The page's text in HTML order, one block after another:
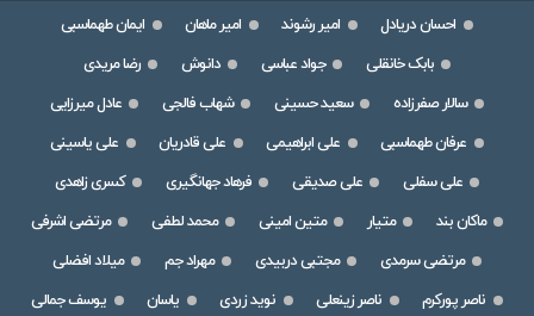
احسان دریادل امیر رشوند امیر ماهان
ایمان طهماسبی
بابک خانقلی
جواد عباسی دانوش
رضا مریدی
سالار صفرزاده
سعید حسینی شهاب فالجی
عادل میرزایی
عرفان طهماسبی
علی ابراهیمی علی قادریان
علی یاسینی
علی سفلی
علی صدیقی فرهاد جهانگیری
کسری زاهدی
ماکان بند
متیار متین امینی محمد لطفی
مرتضی اشرفی
مرتضی سرمدی
مجتبی دربیدی مهراد جم
میلاد افضلی
ناصر پورکرم
ناصر زینعلی نوید زردی یاسان
یوسف جمالی